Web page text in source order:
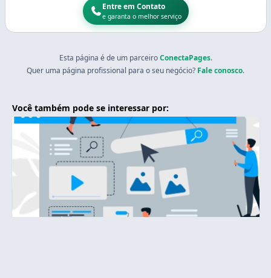
Entre em Contato
e garanta o melhor serviço
Esta página é de um parceiroConectaPages.
Quer uma página profissional para o seu negócio? Fale conosco.
Você também pode se interessar por: